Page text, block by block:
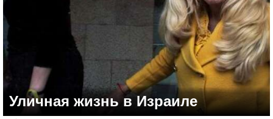
Уличная жизнь в Израиле